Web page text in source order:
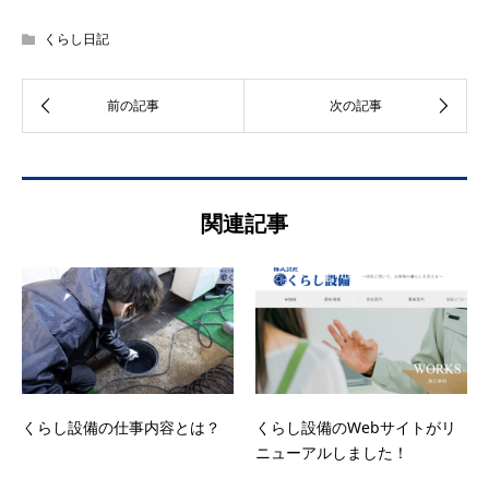
くらし日記
関連記事
くらし設備の仕事内容とは？
くらし設備のWebサイトがリ
ニューアルしました！